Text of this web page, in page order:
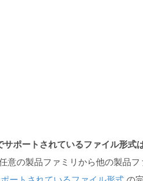
サポートされているファイル形式
意の製品ファミリから他の製品フ